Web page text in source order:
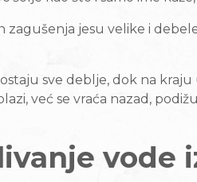
jesu velike i
sve deblje, dok na
već se vraća nazad,
vode